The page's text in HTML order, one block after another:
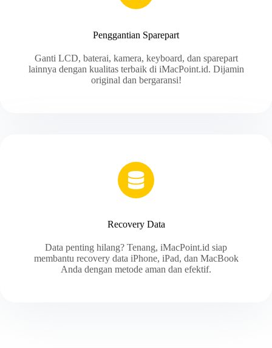
Penggantian Sparepart
Ganti LCD, baterai, kamera, keyboard, dan sparepart
lainnya dengan kualitas terbaik di iMacPoint.id. Dijamin
original dan bergaransi!
Recovery Data
Data penting hilang? Tenang, iMacPoint.id siap
membantu recovery data iPhone, iPad, dan MacBook
Anda dengan metode aman dan efektif.